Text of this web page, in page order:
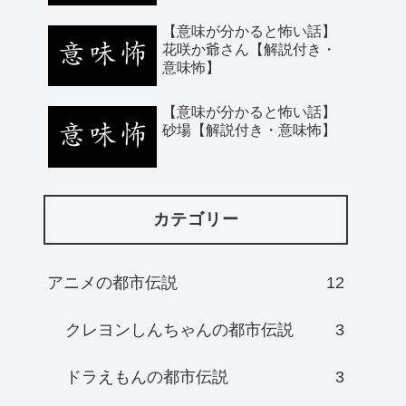
【意味が分かると怖い話】
花咲か爺さん【解説付き・
意味怖】
【意味が分かると怖い話】
砂場【解説付き・意味怖】
カテゴリー
アニメの都市伝説 12
クレヨンしんちゃんの都市伝説 3
ドラえもんの都市伝説 3